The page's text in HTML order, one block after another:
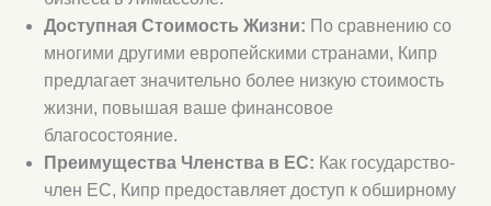
Доступная Стоимость Жизни: По сравнению со
многими другими европейскими странами, Кипр
предлагает значительно более низкую стоимость
жизни, повышая ваше финансовое
благосостояние.
Преимущества Членства в ЕС: Как государство-
член ЕС, Кипр предоставляет доступ к обширному